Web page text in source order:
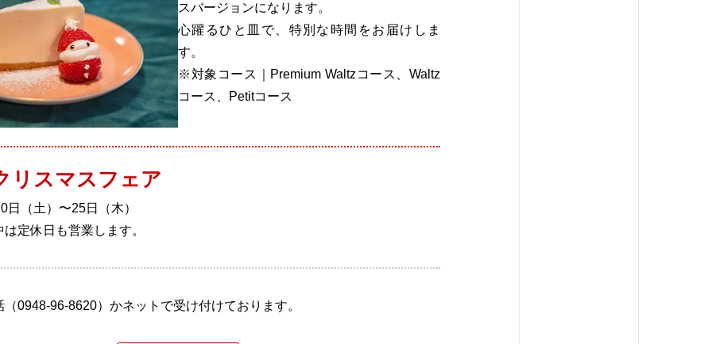
スバージョンになります。
心躍るひと皿で、特別な時間をお届けしま
す。
※対象コース｜Premium Waltzコース、Waltz
コース、Petitコース
リスマスフェア
（土）〜25日（木）
定休日も営業します。
0948-96-8620）かネットで受け付けております。